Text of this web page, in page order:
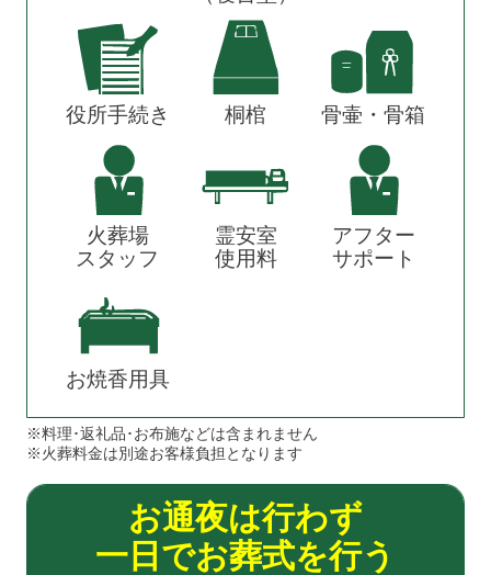
役所手続き 桐棺 骨壷・骨箱
火葬場
スタッフ
霊安室
使用料
アフター
サポート
お焼香用具
※料理･返礼品･お布施などは含まれません
※火葬料金は別途お客様負担となります
お通夜は行わず
一日でお葬式を行う